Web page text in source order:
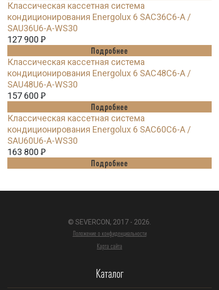
Классическая кассетная система
кондиционирования Energolux 6 SAC36C6-A /
SAU36U6-A-WS30
127 900 Ꝑ
Подробнее
Классическая кассетная система
кондиционирования Energolux 6 SAC48C6-A /
SAU48U6-A-WS30
157 600 Ꝑ
Подробнее
Классическая кассетная система
кондиционирования Energolux 6 SAC60C6-A /
SAU60U6-A-WS30
163 800 Ꝑ
Подробнее
© SEVERCON, 2017 - 2026.
Положение о конфиденциальности
Карта сайта
Каталог